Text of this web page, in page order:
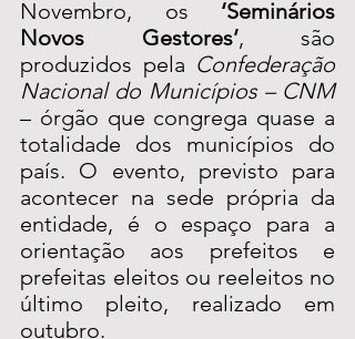
Novembro, os ‘Seminários
Novos Gestores’, são
produzidos pela Confederação
Nacional do Municípios – CNM
– órgão que congrega quase a
totalidade dos municípios do
país. O evento, previsto para
acontecer na sede própria da
entidade, é o espaço para a
orientação aos prefeitos e
prefeitas eleitos ou reeleitos no
último pleito, realizado em
outubro.